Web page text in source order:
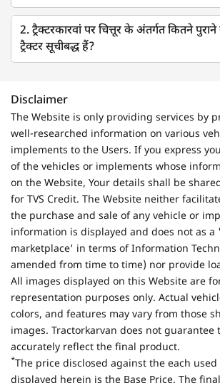
2. ट्रैक्टरकारवां पर चित्तूर के अंतर्गत कितने पुराने
ट्रैक्टर सूचीबद्ध हैं?
Disclaimer
The Website is only providing services by
well-researched information on various
implements to the Users. If you express
of the vehicles or implements whose
on the Website, Your details shall be
for TVS Credit. The Website neither
the purchase and sale of any vehicle or
information is displayed and does not as
marketplace' in terms of Information
amended from time to time) nor provide
All images displayed on this Website are
representation purposes only. Actual
colors, and features may vary from those
images. Tractorkarvan does not guarantee
accurately reflect the final product.
*The price disclosed against the each
displayed herein is the Base Price. The